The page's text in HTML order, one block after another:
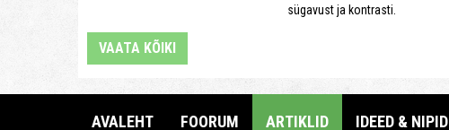
sügavust ja kontrasti.
VAATA KÕIKI
AVALEHT FOORUM ARTIKLID IDEED & NIPID